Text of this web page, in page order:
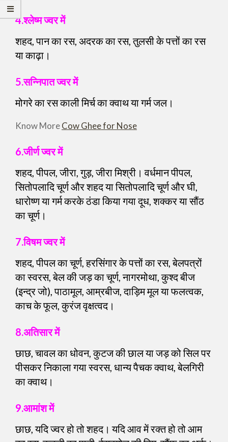
4.श्लेष्म ज्वर में
शहद, पान का रस, अदरक का रस, तुलसी के पत्तों का रस
या काढ़ा।
5.सन्निपात ज्वर में
मोगरे का रस काली मिर्च का क्वाथ या गर्म जल।
Know MoreCow Ghee for Nose
6.जीर्ण ज्वर में
शहद, पीपल, जीरा, गुड़, जीरा मिश्री। वर्धमान पीपल,
सितोपलादि चूर्ण और शहद या सितोपलादि चूर्ण और घी,
धारोष्ण या गर्म करके ठंडा किया गया दूध, शक्कर या सौंठ
का चूर्ण।
7.विषम ज्वर में
शहद, पीपल का चूर्ण, हरसिंगार के पत्तों का रस, बेलपत्रों
का स्वरस, बेल की जड़ का चूर्ण, नागरमोथा, कुश्द बीज
(इन्द्र जो), पाठामूल, आम्रबीज, दाड़िम मूल या फलत्वक,
काच के फूल, कुरंज वृक्षत्वद।
8.अतिसार में
छाछ, चावल का धोवन, कुटज की छाल या जड़ को सिल पर
पीसकर निकाला गया स्वरस, धान्य पैचक क्वाथ, बेलगिरी
का क्वाथ।
9.आमांश में
छाछ, यदि ज्वर हो तो शहद। यदि आव में रक्त हो तो आम